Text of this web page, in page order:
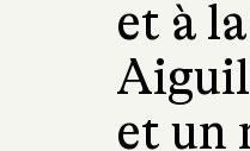
et à
et un